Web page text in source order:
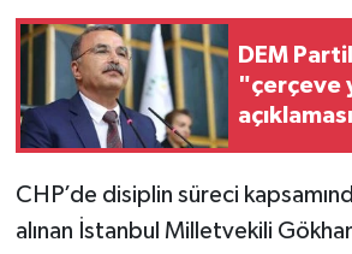
DEM
"çerçeve
açıklaması
CHP’de disiplin süreci
alınan İstanbul Milletvekili Gökhan